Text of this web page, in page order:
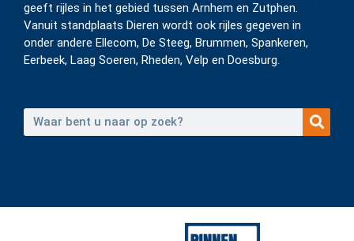
geeft rijles in het gebied tussen Arnhem en Zutphen.
Vanuit standplaats Dieren wordt ook rijles gegeven in
onder andere Ellecom, De Steeg, Brummen, Spankeren,
Eerbeek, Laag Soeren, Rheden, Velp en Doesburg.